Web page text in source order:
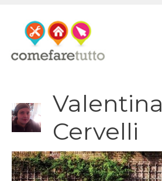
contenuto
Valentina
Cervelli